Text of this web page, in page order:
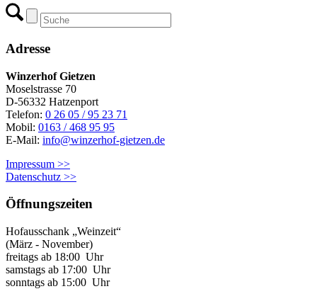
Adresse
Winzerhof Gietzen
Moselstrasse 70
D-56332 Hatzenport
Telefon: 0 26 05 / 95 23 71
Mobil: 0163 / 468 95 95
E-Mail: info@winzerhof-gietzen.de
Impressum >>
Datenschutz >>
Öffnungszeiten
Hofausschank „Weinzeit“
(März - November)
freitags ab 18:00 Uhr
samstags ab 17:00 Uhr
sonntags ab 15:00 Uhr